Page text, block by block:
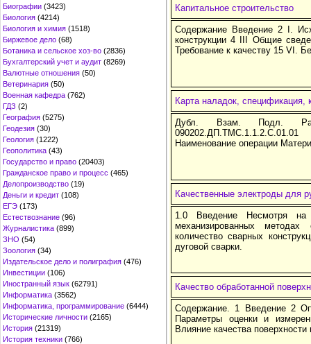
Биографии (3423)
Биология (4214)
Биология и химия (1518)
Биржевое дело (68)
Ботаника и сельское хоз-во (2836)
Бухгалтерский учет и аудит (8269)
Валютные отношения (50)
Ветеринария (50)
Военная кафедра (762)
ГДЗ (2)
География (5275)
Геодезия (30)
Геология (1222)
Геополитика (43)
Государство и право (20403)
Гражданское право и процесс (465)
Делопроизводство (19)
Деньги и кредит (108)
ЕГЭ (173)
Естествознание (96)
Журналистика (899)
ЗНО (54)
Зоология (34)
Издательское дело и полиграфия (476)
Инвестиции (106)
Иностранный язык (62791)
Информатика (3562)
Информатика, программирование (6444)
Исторические личности (2165)
История (21319)
История техники (766)
Капитальное строительство
Содержание Введение 2 I.
конструкции 4 III Общие
Требование к качеству 15 VI.
Карта наладок, спецификация,
Дубл. Взам. Подл.
Наименование операции
Качественные электроды для
1.0 Введение Несмотря на
механизированных
количество сварных
дуговой сварки.
Качество обработанной
Содержание. 1 Введение 2
Параметры оценки и
Влияние качества